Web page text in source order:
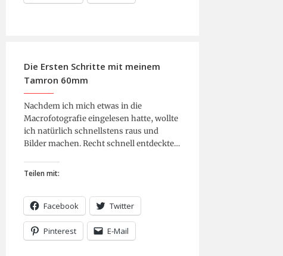
Die Ersten Schritte mit meinem
Tamron 60mm
Nachdem ich mich etwas in die
Macrofotografie eingelesen hatte, wollte
ich natürlich schnellstens raus und
Bilder machen. Recht schnell entdeckte…
Teilen mit:
Facebook Twitter
Pinterest E-Mail